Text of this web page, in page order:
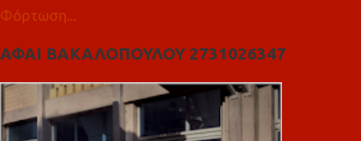
Φόρτωση...
ΑΦΑΙ ΒΑΚΑΛΟΠΟΥΛΟΥ 2731026347